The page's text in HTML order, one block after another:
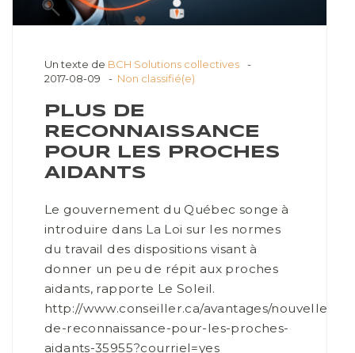
Un texte de BCH Solutions collectives
2017-08-09
Non classifié(e)
PLUS DE
RECONNAISSANCE
POUR LES PROCHES
AIDANTS
Le gouvernement du Québec songe à
introduire dans La Loi sur les normes
du travail des dispositions visant à
donner un peu de répit aux proches
aidants, rapporte Le Soleil.
http://www.conseiller.ca/avantages/nouvelles/
de-reconnaissance-pour-les-proches-
aidants-35955?courriel=yes